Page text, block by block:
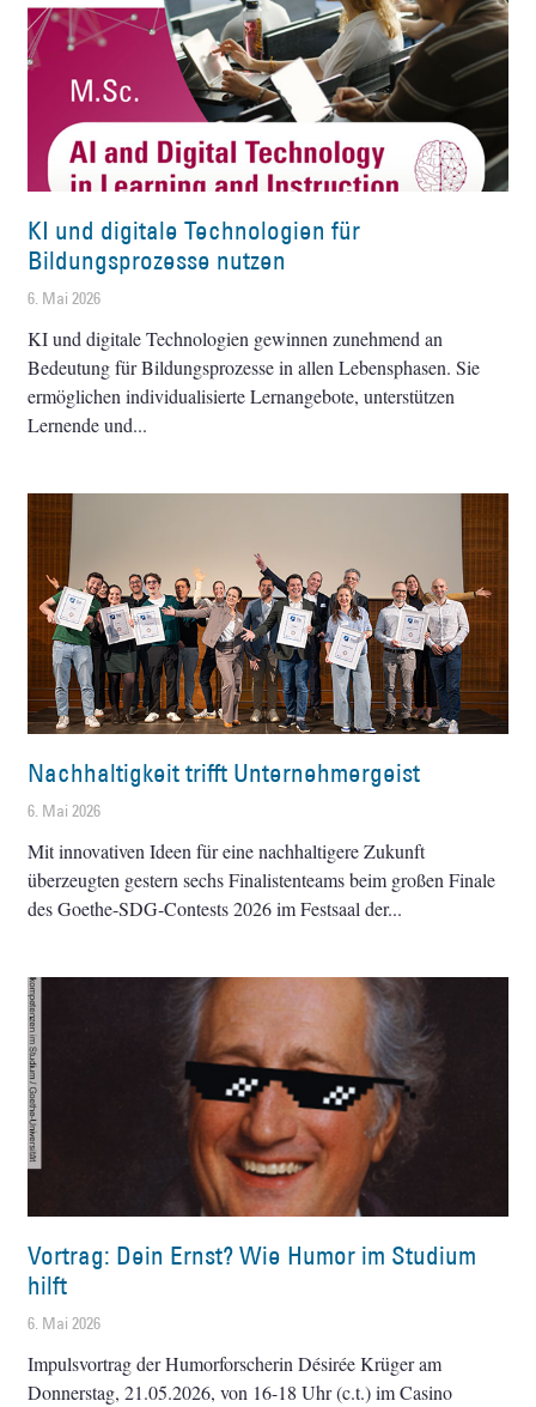
KI und digitale Technologien für
Bildungsprozesse nutzen
6. Mai 2026
KI und digitale Technologien gewinnen zunehmend an
Bedeutung für Bildungsprozesse in allen Lebensphasen. Sie
ermöglichen individualisierte Lernangebote, unterstützen
Lernende und
Nachhaltigkeit trifft Unternehmergeist
6. Mai 2026
Mit innovativen Ideen für eine nachhaltigere Zukunft
überzeugten gestern sechs Finalistenteams beim großen Finale
des Goethe-SDG-Contests 2026 im Festsaal der
Vortrag: Dein Ernst? Wie Humor im Studium
hilft
6. Mai 2026
Impulsvortrag der Humorforscherin Désirée Krüger am
Donnerstag, 21.05.2026, von 16-18 Uhr (c.t.) im Casino